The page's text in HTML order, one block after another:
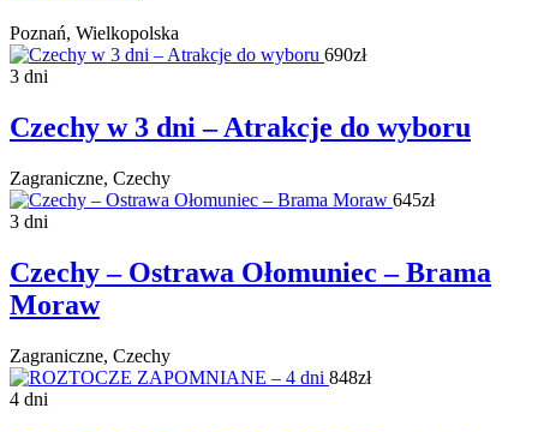
Poznań, Wielkopolska
690zł
3 dni
Czechy w 3 dni – Atrakcje do wyboru
Zagraniczne, Czechy
645zł
3 dni
Czechy – Ostrawa Ołomuniec – Brama
Moraw
Zagraniczne, Czechy
848zł
4 dni